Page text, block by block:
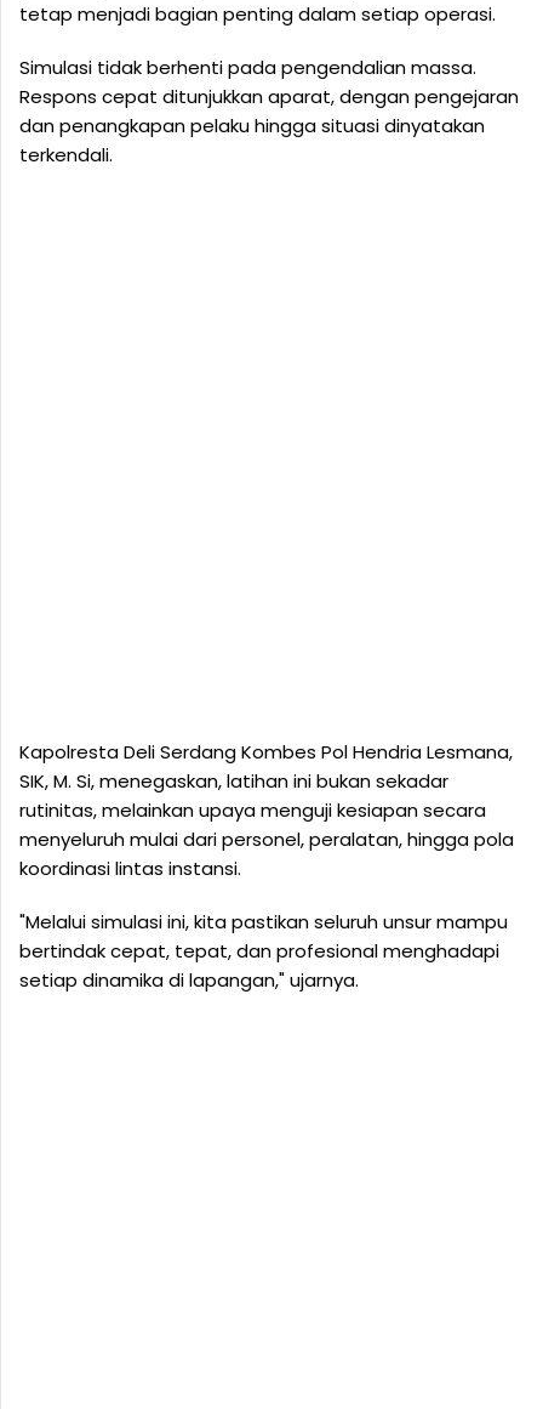
tetap menjadi bagian penting dalam setiap operasi.
Simulasi tidak berhenti pada pengendalian massa.
Respons cepat ditunjukkan aparat, dengan pengejaran
dan penangkapan pelaku hingga situasi dinyatakan
terkendali.
Kapolresta Deli Serdang Kombes Pol Hendria Lesmana,
SIK, M. Si, menegaskan, latihan ini bukan sekadar
rutinitas, melainkan upaya menguji kesiapan secara
menyeluruh mulai dari personel, peralatan, hingga pola
koordinasi lintas instansi.
"Melalui simulasi ini, kita pastikan seluruh unsur mampu
bertindak cepat, tepat, dan profesional menghadapi
setiap dinamika di lapangan," ujarnya.